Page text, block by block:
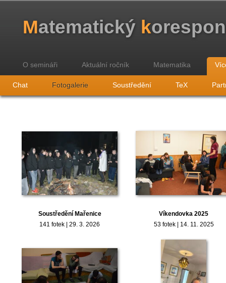
Matematický k
O semináři Aktuální ročník Matematika
Chat Fotogalerie Soustředění TeX
Soustředění Mařenice
141 fotek | 29. 3. 2026
Víkendovka 2025
53 fotek | 14. 11. 2025